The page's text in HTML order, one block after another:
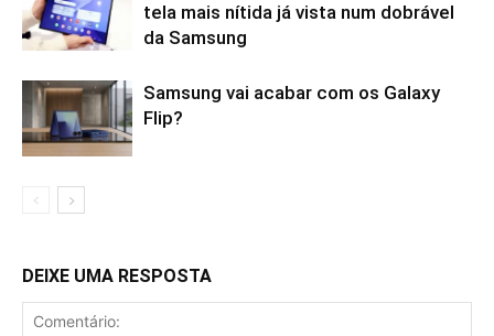
tela mais nítida já vista num dobrável
da Samsung
Samsung vai acabar com os Galaxy
Flip?
DEIXE UMA RESPOSTA